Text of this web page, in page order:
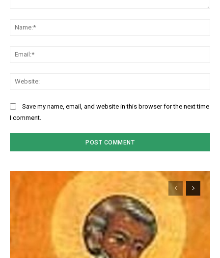
Save my name, email, and website in this browser for the next time
I comment.